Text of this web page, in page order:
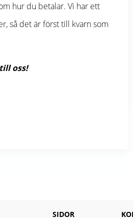
hur du betalar. Vi har ett
så det är först till kvarn som
oss!
SIDOR